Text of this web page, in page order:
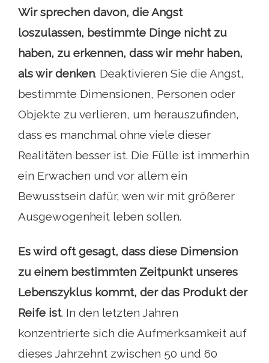
Wir sprechen davon, die Angst
loszulassen, bestimmte Dinge nicht zu
haben, zu erkennen, dass wir mehr haben,
als wir denken. Deaktivieren Sie die Angst,
bestimmte Dimensionen, Personen oder
Objekte zu verlieren, um herauszufinden,
dass es manchmal ohne viele dieser
Realitäten besser ist. Die Fülle ist immerhin
ein Erwachen und vor allem ein
Bewusstsein dafür, wen wir mit größerer
Ausgewogenheit leben sollen.
Es wird oft gesagt, dass diese Dimension
zu einem bestimmten Zeitpunkt unseres
Lebenszyklus kommt, der das Produkt der
Reife ist. In den letzten Jahren
konzentrierte sich die Aufmerksamkeit auf
dieses Jahrzehnt zwischen 50 und 60